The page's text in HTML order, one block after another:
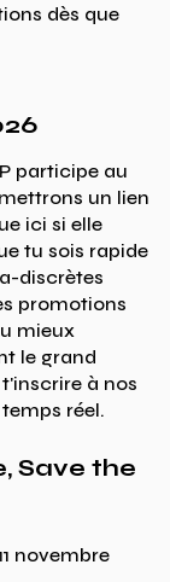
dès que
participe au
un lien
ici si elle
tu sois rapide
discrètes
promotions
mieux
le grand
à nos
réel.
Save the
novembre